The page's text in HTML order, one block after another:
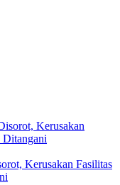
Kerusakan Fasilitas